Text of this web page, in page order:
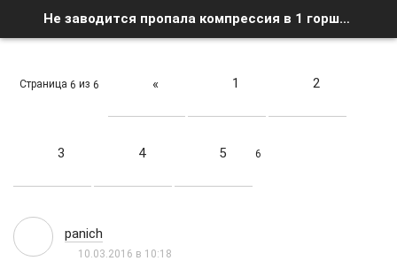
Не заводится пропала компрессия в 1 горшке - Страница 6 - Список форумов
Страница 6 из 6 « 1 2
3 4 5 6
panich
10.03.2016 в 10:18